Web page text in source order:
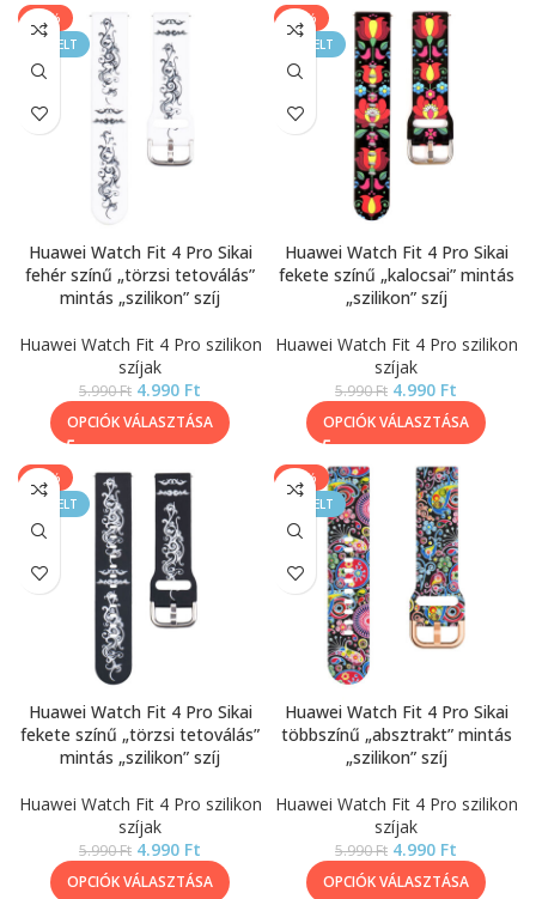
-17%
KIEMELT
Huawei Watch Fit 4 Pro Sikai
fehér színű „törzsi tetoválás”
mintás „szilikon” szíj
Huawei Watch Fit 4 Pro szilikon
szíjak
5.990Ft 4.990 Ft
OPCIÓK VÁLASZTÁSA
-17%
KIEMELT
Huawei Watch Fit 4 Pro Sikai
fekete színű „kalocsai” mintás
„szilikon” szíj
Huawei Watch Fit 4 Pro szilikon
szíjak
5.990Ft 4.990 Ft
OPCIÓK VÁLASZTÁSA
-17%
KIEMELT
Huawei Watch Fit 4 Pro Sikai
fekete színű „törzsi tetoválás”
mintás „szilikon” szíj
Huawei Watch Fit 4 Pro szilikon
szíjak
5.990Ft 4.990 Ft
OPCIÓK VÁLASZTÁSA
-17%
KIEMELT
Huawei Watch Fit 4 Pro Sikai
többszínű „absztrakt” mintás
„szilikon” szíj
Huawei Watch Fit 4 Pro szilikon
szíjak
5.990Ft 4.990 Ft
OPCIÓK VÁLASZTÁSA